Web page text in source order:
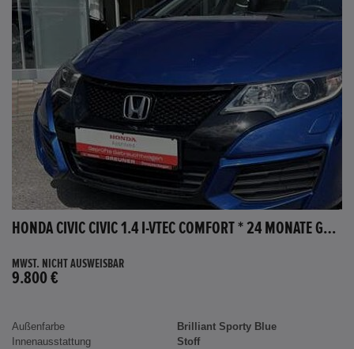
HONDA CIVIC CIVIC 1.4 I-VTEC COMFORT * 24 MONATE GARANTIE *
MWST. NICHT AUSWEISBAR
9.800 €
Außenfarbe
Brilliant Sporty Blue
Innenausstattung
Stoff